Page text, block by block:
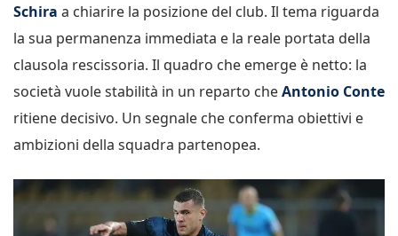
Schira a chiarire la posizione del club. Il tema riguarda
la sua permanenza immediata e la reale portata della
clausola rescissoria. Il quadro che emerge è netto: la
società vuole stabilità in un reparto cheAntonio Conte
ritiene decisivo. Un segnale che conferma obiettivi e
ambizioni della squadra partenopea.